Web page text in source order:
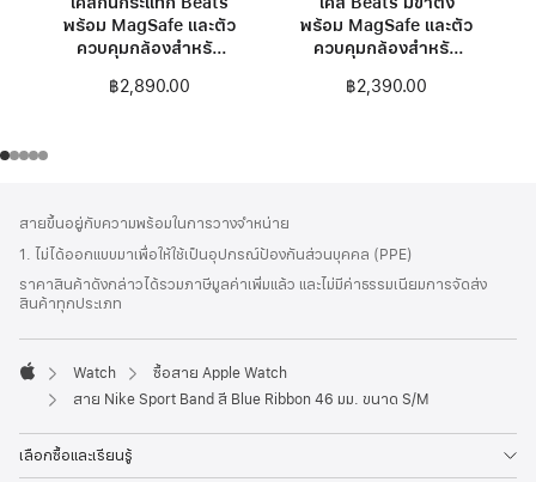
พร้อม MagSafe และตัว
ควบคุมกล้องสำหรับ
เวอเรสต์แบล็ค
฿2,890.00
พร้อม MagSafe และตัว
ควบคุมกล้องสำหรับ
สีชมพูเพบเบิลพิงค์
฿2,390.00
ส่วน
ท้าย
กระดาษ
เชิงอรรถ
สายขึ้นอยู่กับความพร้อมในการวางจำหน่าย
1. ไม่ได้ออกแบบมาเพื่อให้ใช้เป็นอุปกรณ์ป้องกันส่วนบุคคล (PPE)
ราคาสินค้าดังกล่าวได้รวมภาษีมูลค่าเพิ่มแล้ว และไม่มีค่าธรรมเนียมการจัดส่ง
สินค้าทุกประเภท
Apple
Watch
ซื้อสาย Apple Watch
สาย Nike Sport Band สี Blue Ribbon 46 มม. ขนาด S/M
เลือกซื้อและเรียนรู้